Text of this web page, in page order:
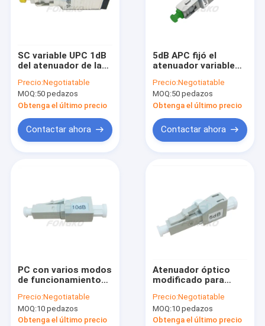
SC variable UPC 1dB
del atenuador de la
FONGKO Voa a 30dB
Precio:Negotiatable
MOQ:50 pedazos
Obtenga el último precio
Contactar ahora
5dB APC fijó el
atenuador variable
de la fibra
Precio:Negotiatable
MOQ:50 pedazos
Obtenga el último precio
Contactar ahora
PC con varios modos
de funcionamiento
atenuador de la fibra
óptica del OEM
milímetro 10dB
Precio:Negotiatable
MOQ:10 pedazos
Obtenga el último precio
Atenuador óptico
modificado para
particulares 1310nm
del solo modo del
atenuador del Lc de
Precio:Negotiatable
MOQ:10 pedazos
Obtenga el último precio